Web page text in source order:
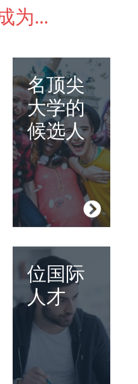
为…
名顶尖
大学的
候选人
在受认可的语言学
校学习，可以向大
学展示您有成功所
需的要素。
IELTS
Cambridge
DELF
空档年
位国际
人才
吸收经验并开启您
的创业之旅，在现
代商业世界中立
足。
海外工作经验
常用英语能力
商务英语